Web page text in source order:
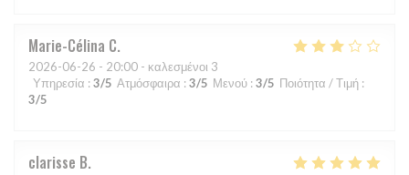
Marie-Célina C
2026-06-26 - 20:00 - καλεσμένοι 3
Υπηρεσία : 3/5 Ατμόσφαιρα : 3/5 Μενού : 3/5 Ποιότητα / Τιμή :
3/5
clarisse B